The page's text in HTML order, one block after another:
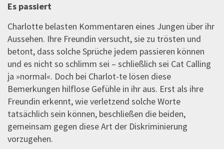
Es passiert
Charlotte belasten Kommentaren eines Jungen über ihr
Aussehen. Ihre Freundin versucht, sie zu trösten und
betont, dass solche Sprüche jedem passieren können
und es nicht so schlimm sei – schließlich sei Cat Calling
ja »normal«. Doch bei Charlot-te lösen diese
Bemerkungen hilflose Gefühle in ihr aus. Erst als ihre
Freundin erkennt, wie verletzend solche Worte
tatsächlich sein können, beschließen die beiden,
gemeinsam gegen diese Art der Diskriminierung
vorzugehen.